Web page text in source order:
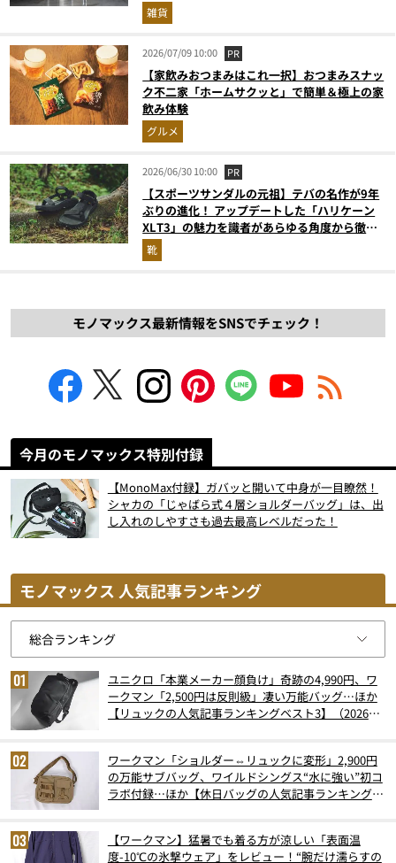
雑貨
2026/07/09 10:00 PR
【家飲みおつまみはこれ一択】おつまみスナッ
ク不二家「ホームサクッと」で簡単＆極上の家
飲み体験
グルメ
2026/06/30 10:00 PR
【スポーツサンダルの元祖】テバの名作が9年
ぶりの進化！ アップデートした「ハリケーン
XLT3」の魅力を識者があらゆる角度から徹底
解説！
靴
モノマックス最新情報をSNSでチェック！
今月のモノマックス特別付録
【MonoMax付録】ガバッと開いて中身が一目瞭然！
シャカの「じゃばら式４層ショルダーバッグ」は、出
し入れのしやすさも過去最高レベルだった！
モノマックス 人気記事ランキング
ユニクロ「本業メーカー顔負け」奇跡の4,990円、ワ
ークマン「2,500円は反則級」凄い万能バッグ…ほか
【リュックの人気記事ランキングベスト3】（2026年
ワークマン「ショルダー⇔リュックに変形」2,900円
の万能サブバッグ、ワイルドシングス“水に強い”初コ
ラボ付録…ほか【休日バッグの人気記事ランキングベ
【ワークマン】猛暑でも着る方が涼しい「表面温
度-10℃の氷撃ウェア」をレビュー！“腕だけ濡らすの